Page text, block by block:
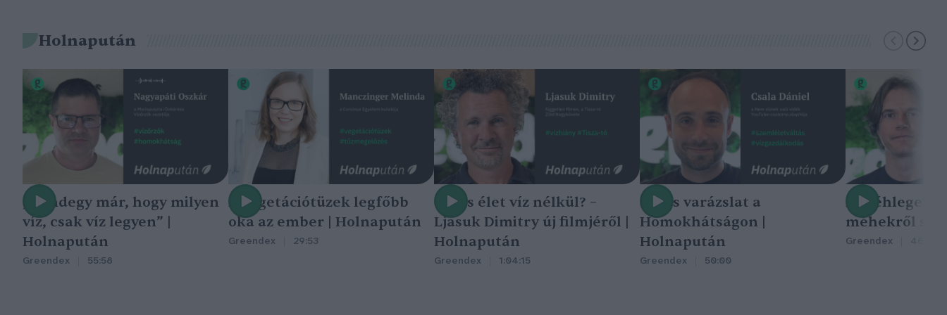
Holnapután
„Mindegy már, hogy milyen
víz, csak víz legyen” |
Holnapután
Greendex 55:58
A vegetációtüzek legfőbb
oka az ember | Holnapután
Greendex 29:53
Nincs élet víz nélkül? –
Ljasuk Dimitry új filmjéről |
Holnapután
Greendex 1:04:15
Nincs varázslat a
Homokhátságon |
Holnapután
Greendex 50:00
A méhlegelő
méhekről
Greendex